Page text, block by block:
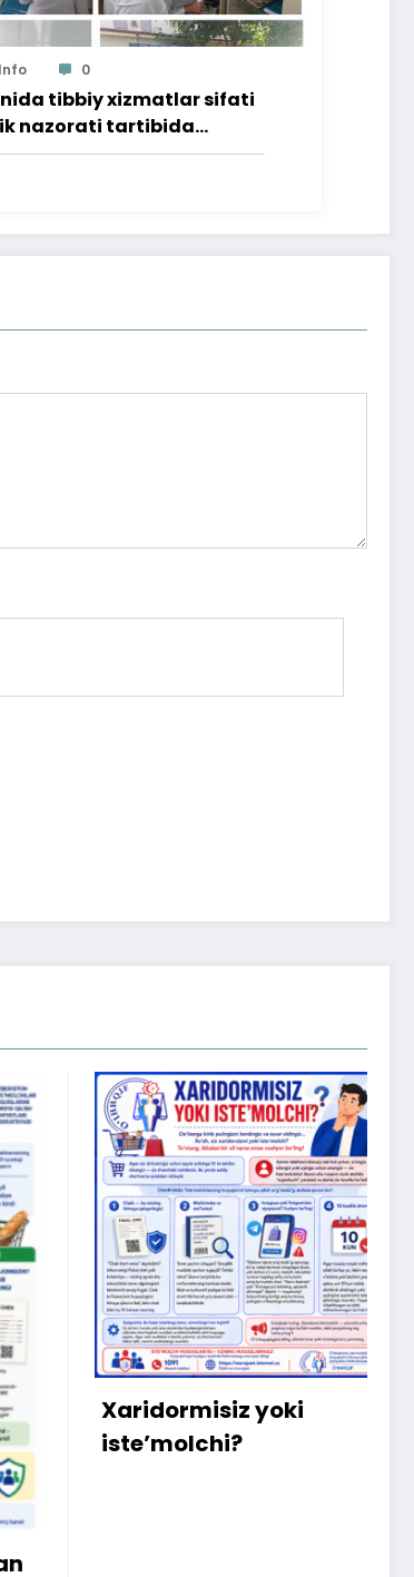
0
tibbiy xizmatlar sifati
nazorati tartibida
Xaridormisiz yoki
iste’molchi?